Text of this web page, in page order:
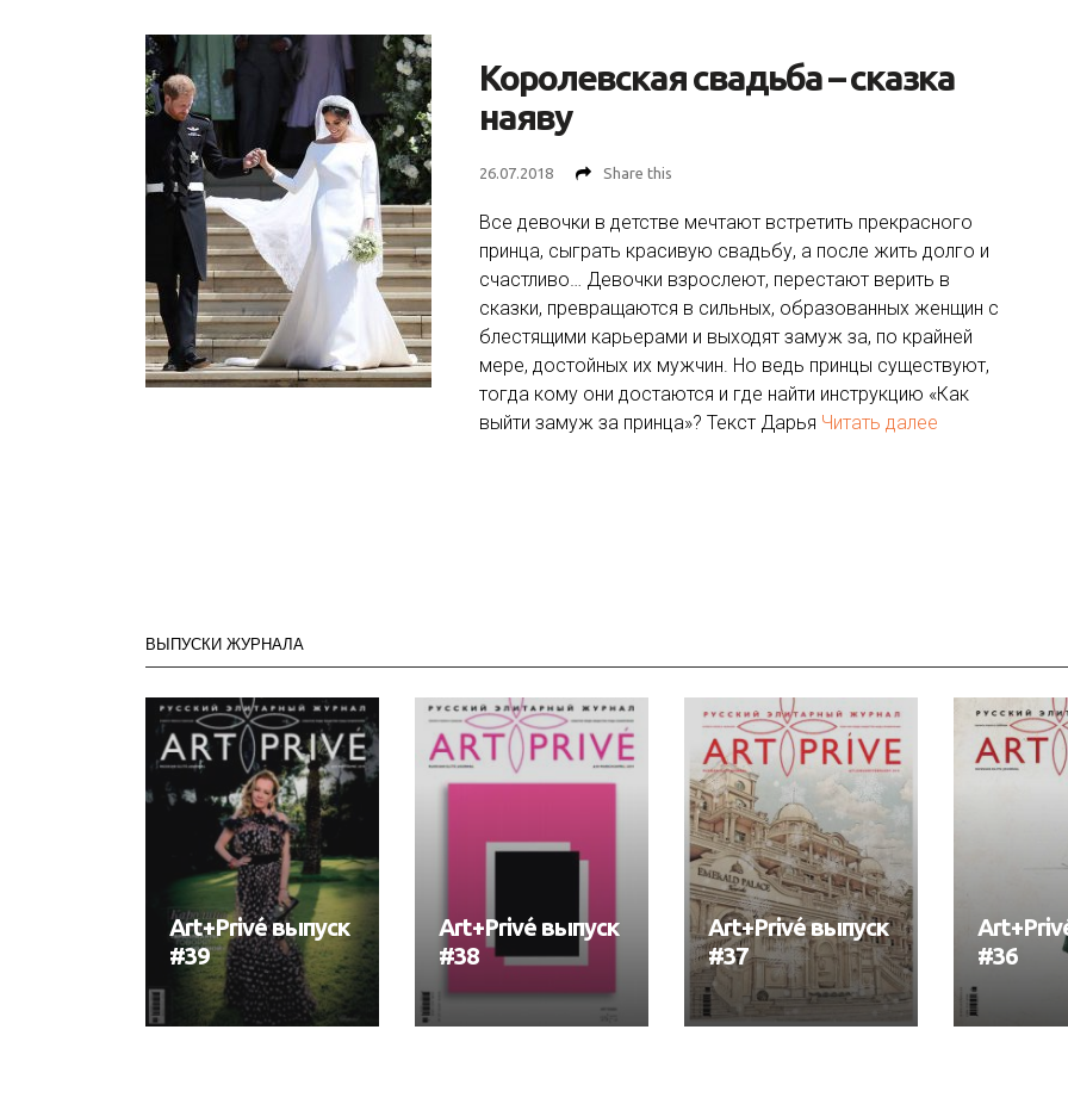
Королевская свадьба – сказка
наяву
26.07.2018 Share this
Все девочки в детстве мечтают встретить прекрасного
принца, сыграть красивую свадьбу, а после жить долго и
счастливо… Девочки взрослеют, перестают верить в
сказки, превращаются в сильных, образованных женщин с
блестящими карьерами и выходят замуж за, по крайней
мере, достойных их мужчин. Но ведь принцы существуют,
тогда кому они достаются и где найти инструкцию «Как
выйти замуж за принца»? Текст Дарья Читать далее
ВЫПУСКИ ЖУРНАЛА
Art+Privé выпуск
#39
Art+Privé выпуск
#38
Art+Privé выпуск
#37
#36